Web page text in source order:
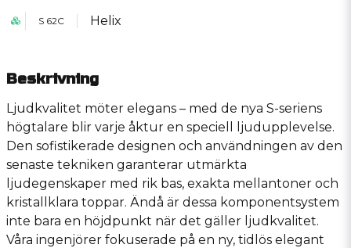
S 62C Helix
Beskrivning
Ljudkvalitet möter elegans – med de nya S-seriens
högtalare blir varje åktur en speciell ljudupplevelse.
Den sofistikerade designen och användningen av den
senaste tekniken garanterar utmärkta
ljudegenskaper med rik bas, exakta mellantoner och
kristallklara toppar. Ändå är dessa komponentsystem
inte bara en höjdpunkt när det gäller ljudkvalitet.
Våra ingenjörer fokuserade på en ny, tidlös elegant